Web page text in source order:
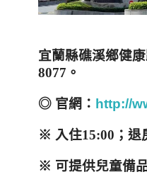
宜蘭縣礁溪鄉健
8077 。
◎ 官網： http://
※ 入住15:00 ；退
※ 可提供兒童備